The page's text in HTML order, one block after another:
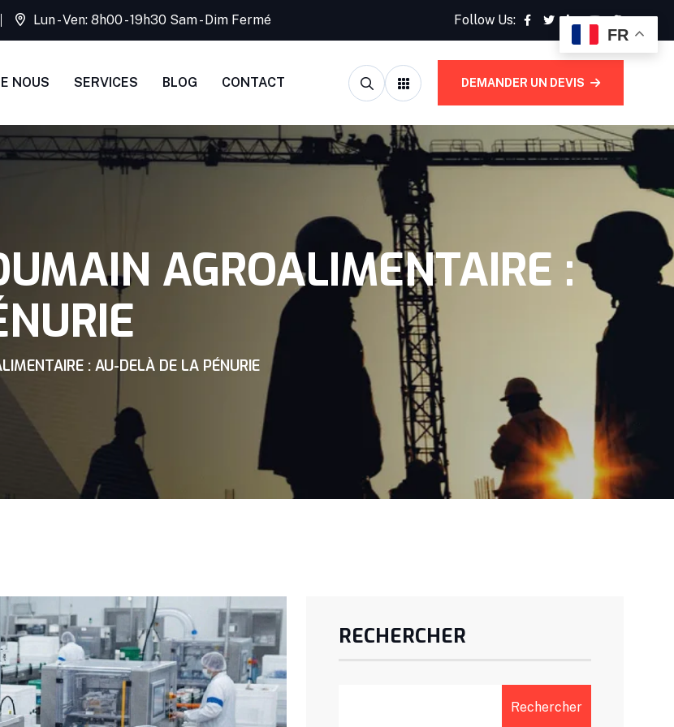
Lun - Ven: 8h00 - 19h30 Sam - Dim Fermé Follow Us:
NOUS SERVICES BLOG CONTACT DEMANDER UN DEVIS
AGROALIMENTAIRE :
: AU-DELÀ DE LA PÉNURIE
RECHERCHER
Rechercher
FR